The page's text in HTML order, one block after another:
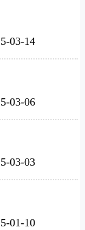
03-14
03-06
03-03
01-10